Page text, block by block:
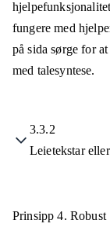
fungere med
på sida sørge for
med talesyntese.
3.3.2
Leietekstar
Prinsipp 4. Robust